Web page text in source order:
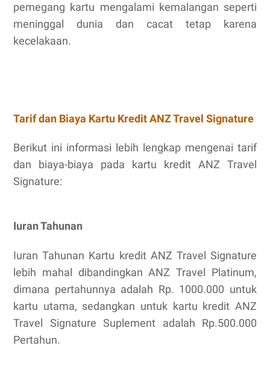
pemegang kartu mengalami kemalangan seperti
meninggal dunia dan cacat tetap karena
kecelakaan.
Tarif dan Biaya Kartu Kredit ANZ Travel Signature
Berikut ini informasi lebih lengkap mengenai tarif
dan biaya-biaya pada kartu kredit ANZ Travel
Signature:
Iuran Tahunan
Iuran Tahunan Kartu kredit ANZ Travel Signature
lebih mahal dibandingkan ANZ Travel Platinum,
dimana pertahunnya adalah Rp. 1000.000 untuk
kartu utama, sedangkan untuk kartu kredit ANZ
Travel Signature Suplement adalah Rp.500.000
Pertahun.